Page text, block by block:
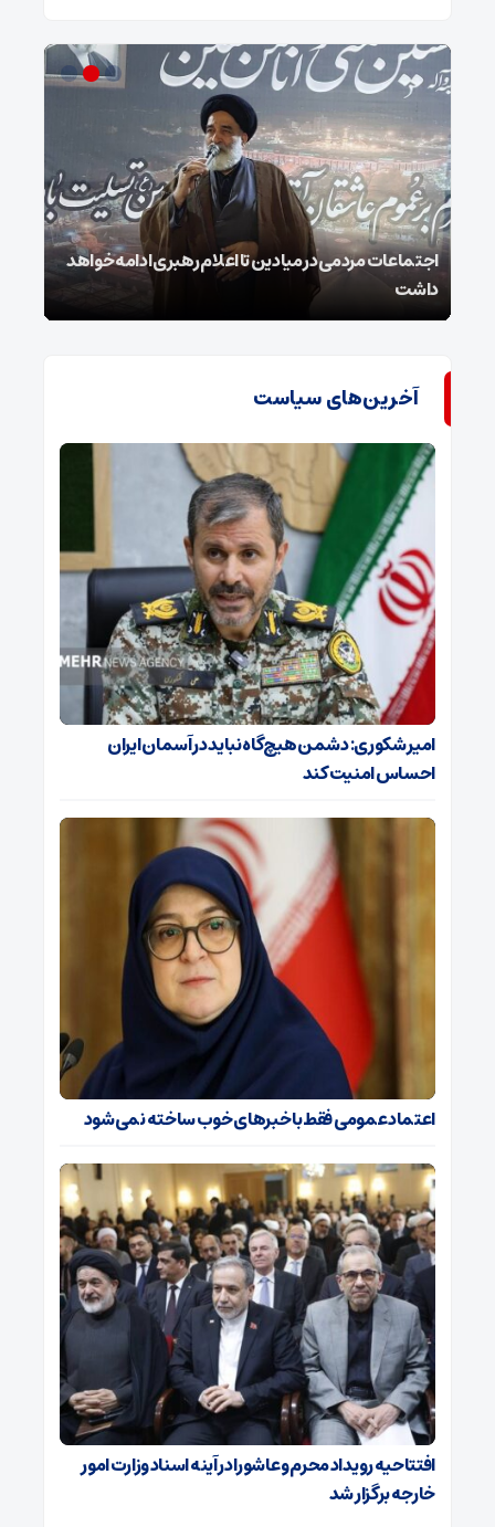
اجتماعات مردمی در میادین تا اعلام رهبری ادامه خواهد
داشت
آخرین‌های سیاست
امیر شکوری: دشمن هیچ‌گاه نباید در آسمان ایران
احساس امنیت کند
اعتماد عمومی فقط با خبرهای خوب ساخته نمی‌شود
افتتاحیه رویداد محرم و عاشورا در آینه اسناد وزارت امور
خارجه برگزار شد